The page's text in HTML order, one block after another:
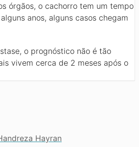
órgãos, o cachorro tem um tempo
anos, alguns casos chegam
o prognóstico não é tão
vivem cerca de 2 meses após o
Hayran